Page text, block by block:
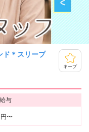
ド＊スリープ
キープ
給与
円〜